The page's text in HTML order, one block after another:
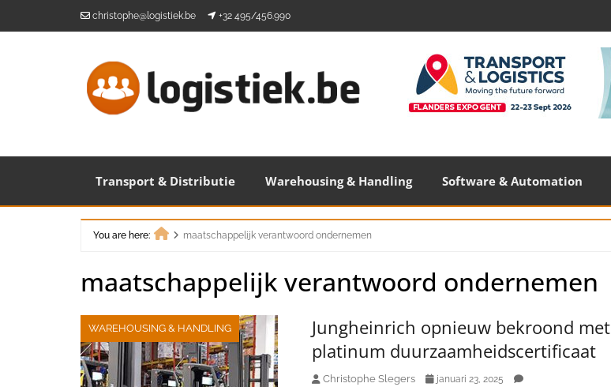
christophe@logistiek.be +32 495/456.990
Transport & Distributie Warehousing & Handling Software & Automation
You are here:
maatschappelijk verantwoord ondernemen
maatschappelijk verantwoord ondernemen
WAREHOUSING & HANDLING
Jungheinrich opnieuw bekroond met
platinum duurzaamheidscertificaat
Christophe Slegers januari 23, 2025